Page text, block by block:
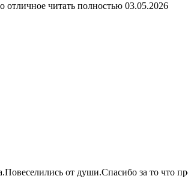
отличное читать полностью 03.05.2026
от души.Спасибо за то что